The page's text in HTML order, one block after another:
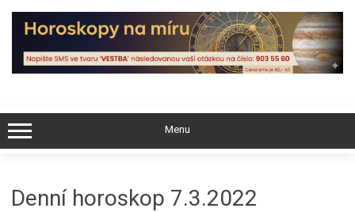
Skip
content
Menu
Denní horoskop 7.3.2022